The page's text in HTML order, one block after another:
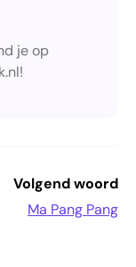
je op
Volgend woord
Ma Pang Pang